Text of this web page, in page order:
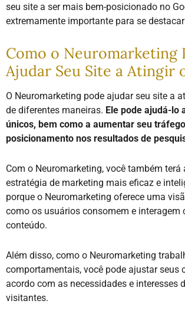
seu site a ser mais bem-posicionado no
extremamente importante para se
Como o Neuromarketing
Ajudar Seu Site a Atingir
O Neuromarketing pode ajudar seu site a
de diferentes maneiras. Ele pode ajudá-lo
únicos, bem como a aumentar seu
posicionamento nos resultados de
Com o Neuromarketing, você também terá
estratégia de marketing mais eficaz e
porque o Neuromarketing oferece uma
como os usuários consomem e interagem
conteúdo.
Além disso, como o Neuromarketing
comportamentais, você pode ajustar seus
acordo com as necessidades e interesses
visitantes.